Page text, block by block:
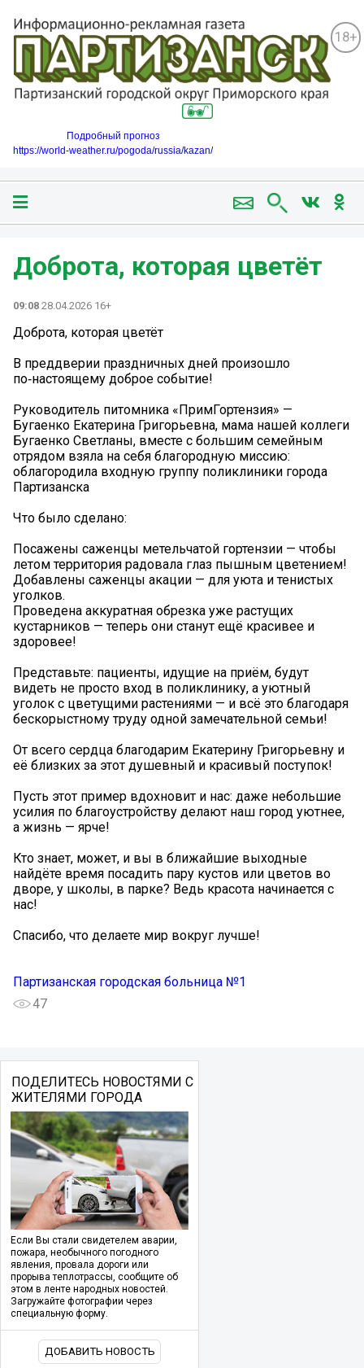
18+
Подробный прогноз
https://world-weather.ru/pogoda/russia/kazan/
Доброта, которая цветёт
09:08 28.04.2026 16+
Доброта, которая цветёт
В преддверии праздничных дней произошло
по‑настоящему доброе событие!
Руководитель питомника «ПримГортензия» —
Бугаенко Екатерина Григорьевна, мама нашей коллеги
Бугаенко Светланы, вместе с большим семейным
отрядом взяла на себя благородную миссию:
облагородила входную группу поликлиники города
Партизанска
Что было сделано:
Посажены саженцы метельчатой гортензии — чтобы
летом территория радовала глаз пышным цветением!
Добавлены саженцы акации — для уюта и тенистых
уголков.
Проведена аккуратная обрезка уже растущих
кустарников — теперь они станут ещё красивее и
здоровее! ️
Представьте: пациенты, идущие на приём, будут
видеть не просто вход в поликлинику, а уютный
уголок с цветущими растениями — и всё это благодаря
бескорыстному труду одной замечательной семьи!
От всего сердца благодарим Екатерину Григорьевну и
её близких за этот душевный и красивый поступок!
Пусть этот пример вдохновит и нас: даже небольшие
усилия по благоустройству делают наш город уютнее,
а жизнь — ярче!
Кто знает, может, и вы в ближайшие выходные
найдёте время посадить пару кустов или цветов во
дворе, у школы, в парке? Ведь красота начинается с
нас!
Спасибо, что делаете мир вокруг лучше!
Партизанская городская больница №1
47
ПОДЕЛИТЕСЬ НОВОСТЯМИ С
ЖИТЕЛЯМИ ГОРОДА
Если Вы стали свидетелем аварии,
пожара, необычного погодного
явления, провала дороги или
прорыва теплотрассы, сообщите об
этом в ленте народных новостей.
Загружайте фотографии через
специальную форму.
ДОБАВИТЬ НОВОСТЬ